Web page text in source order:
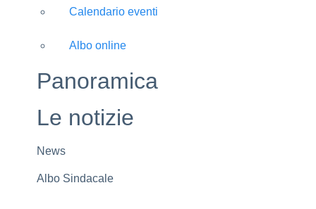
Calendario eventi
Albo online
Panoramica
Le notizie
News
Albo Sindacale